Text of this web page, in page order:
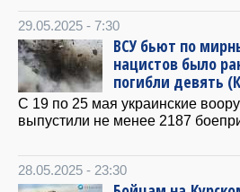
29.05.2025 - 7:30
ВСУ бьют по
нацистов было
погибли девять
С 19 по 25 мая украинские
выпустили не менее 2187
28.05.2025 - 23:30